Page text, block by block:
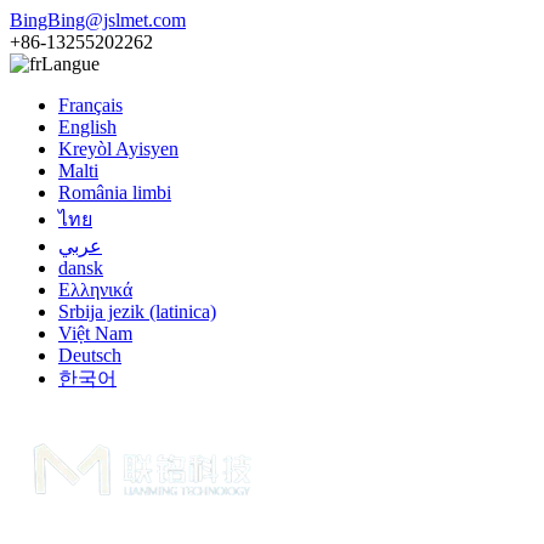
BingBing@jslmet.com
+86-13255202262
Langue
Français
English
Kreyòl Ayisyen
Malti
România limbi
ไทย
عربي
dansk
Ελληνικά
Srbija jezik (latinica)
Việt Nam
Deutsch
한국어